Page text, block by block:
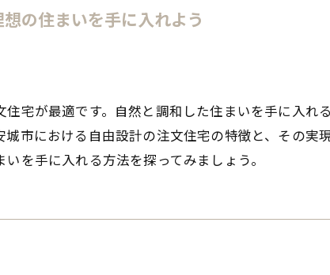
の住まいを手に入れよう
宅が最適です。自然と調和した住まいを手に入れ
市における自由設計の注文住宅の特徴と、その実
を手に入れる方法を探ってみましょう。